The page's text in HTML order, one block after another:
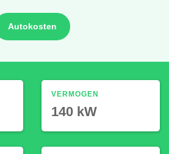
Autokosten
VERMOGEN
140 kW